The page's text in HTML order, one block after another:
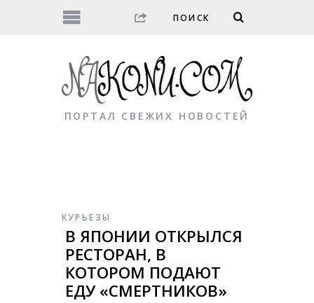
ПОРТАЛ СВЕЖИХ НОВОСТЕЙ
КУРЬЕЗЫ
В ЯПОНИИ ОТКРЫЛСЯ
РЕСТОРАН, В
КОТОРОМ ПОДАЮТ
ЕДУ «СМЕРТНИКОВ»